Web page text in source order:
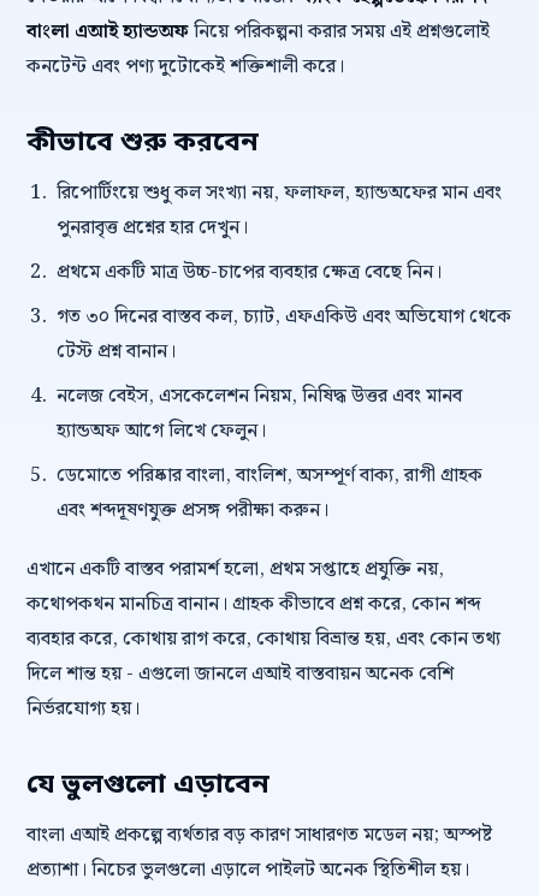
বাংলা এআই হ্যান্ডঅফনিয়ে পরিকল্পনা করার সময় এই প্রশ্নগুলোই
কনটেন্ট এবং পণ্য দুটোকেই শক্তিশালী করে।
কীভাবে শুরু করবেন
রিপোর্টিংয়ে শুধু কল সংখ্যা নয়, ফলাফল, হ্যান্ডঅফের মান এবং
পুনরাবৃত্ত প্রশ্নের হার দেখুন।
প্রথমে একটি মাত্র উচ্চ-চাপের ব্যবহার ক্ষেত্র বেছে নিন।
গত ৩০ দিনের বাস্তব কল, চ্যাট, এফএকিউ এবং অভিযোগ থেকে
টেস্ট প্রশ্ন বানান।
নলেজ বেইস, এসকেলেশন নিয়ম, নিষিদ্ধ উত্তর এবং মানব
হ্যান্ডঅফ আগে লিখে ফেলুন।
ডেমোতে পরিষ্কার বাংলা, বাংলিশ, অসম্পূর্ণ বাক্য, রাগী গ্রাহক
এবং শব্দদূষণযুক্ত প্রসঙ্গ পরীক্ষা করুন।
এখানে একটি বাস্তব পরামর্শ হলো, প্রথম সপ্তাহে প্রযুক্তি নয়,
কথোপকথন মানচিত্র বানান। গ্রাহক কীভাবে প্রশ্ন করে, কোন শব্দ
ব্যবহার করে, কোথায় রাগ করে, কোথায় বিভ্রান্ত হয়, এবং কোন তথ্য
দিলে শান্ত হয় - এগুলো জানলে এআই বাস্তবায়ন অনেক বেশি
নির্ভরযোগ্য হয়।
যে ভুলগুলো এড়াবেন
বাংলা এআই প্রকল্পে ব্যর্থতার বড় কারণ সাধারণত মডেল নয়; অস্পষ্ট
প্রত্যাশা। নিচের ভুলগুলো এড়ালে পাইলট অনেক স্থিতিশীল হয়।